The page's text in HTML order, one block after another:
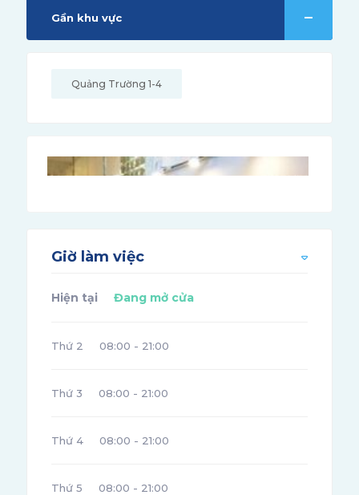
Gần khu vực
Quảng Trường 1-4
Giờ làm việc
Hiện tại Đang mở cửa
Thứ 2 08:00 - 21:00
Thứ 3 08:00 - 21:00
Thứ 4 08:00 - 21:00
Thứ 5 08:00 - 21:00